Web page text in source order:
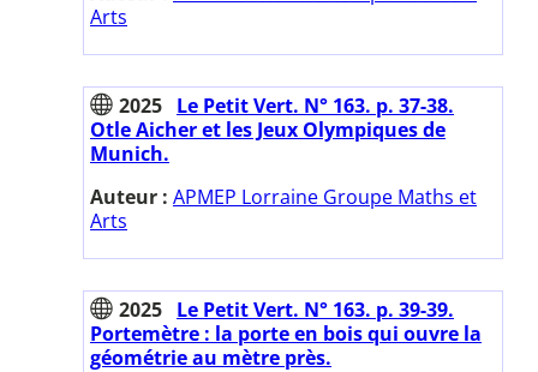
Arts
2025 Le Petit Vert. N° 163. p. 37-38.
Otle Aicher et les Jeux Olympiques de
Munich.
Auteur : APMEP Lorraine Groupe Maths et
Arts
2025 Le Petit Vert. N° 163. p. 39-39.
Portemètre : la porte en bois qui ouvre la
géométrie au mètre près.